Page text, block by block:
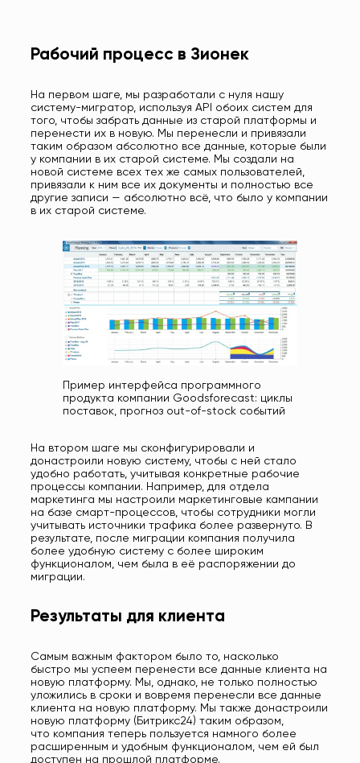
Рабочий процесс в Зионек
На первом шаге, мы разработали с нуля нашу
систему-мигратор, используя API обоих систем для
того, чтобы забрать данные из старой платформы и
перенести их в новую. Мы перенесли и привязали
таким образом абсолютно все данные, которые были
у компании в их старой системе. Мы создали на
новой системе всех тех же самых пользователей,
привязали к ним все их документы и полностью все
другие записи — абсолютно всё, что было у компании
в их старой системе.
Пример интерфейса программного
продукта компании Goodsforecast: циклы
поставок, прогноз out-of-stock событий
На втором шаге мы сконфигурировали и
донастроили новую систему, чтобы с ней стало
удобно работать, учитывая конкретные рабочие
процессы компании. Например, для отдела
маркетинга мы настроили маркетинговые кампании
на базе смарт-процессов, чтобы сотрудники могли
учитывать источники трафика более развернуто. В
результате, после миграции компания получила
более удобную систему с более широким
функционалом, чем была в её распоряжении до
миграции.
Результаты для клиента
Самым важным фактором было то, насколько
быстро мы успеем перенести все данные клиента на
новую платформу. Мы, однако, не только полностью
уложились в сроки и вовремя перенесли все данные
клиента на новую платформу. Мы также донастроили
новую платформу (Битрикс24) таким образом,
что компания теперь пользуется намного более
расширенным и удобным функционалом, чем ей был
доступен на прошлой платформе.